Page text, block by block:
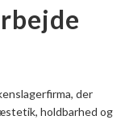
der
holdbarhed og